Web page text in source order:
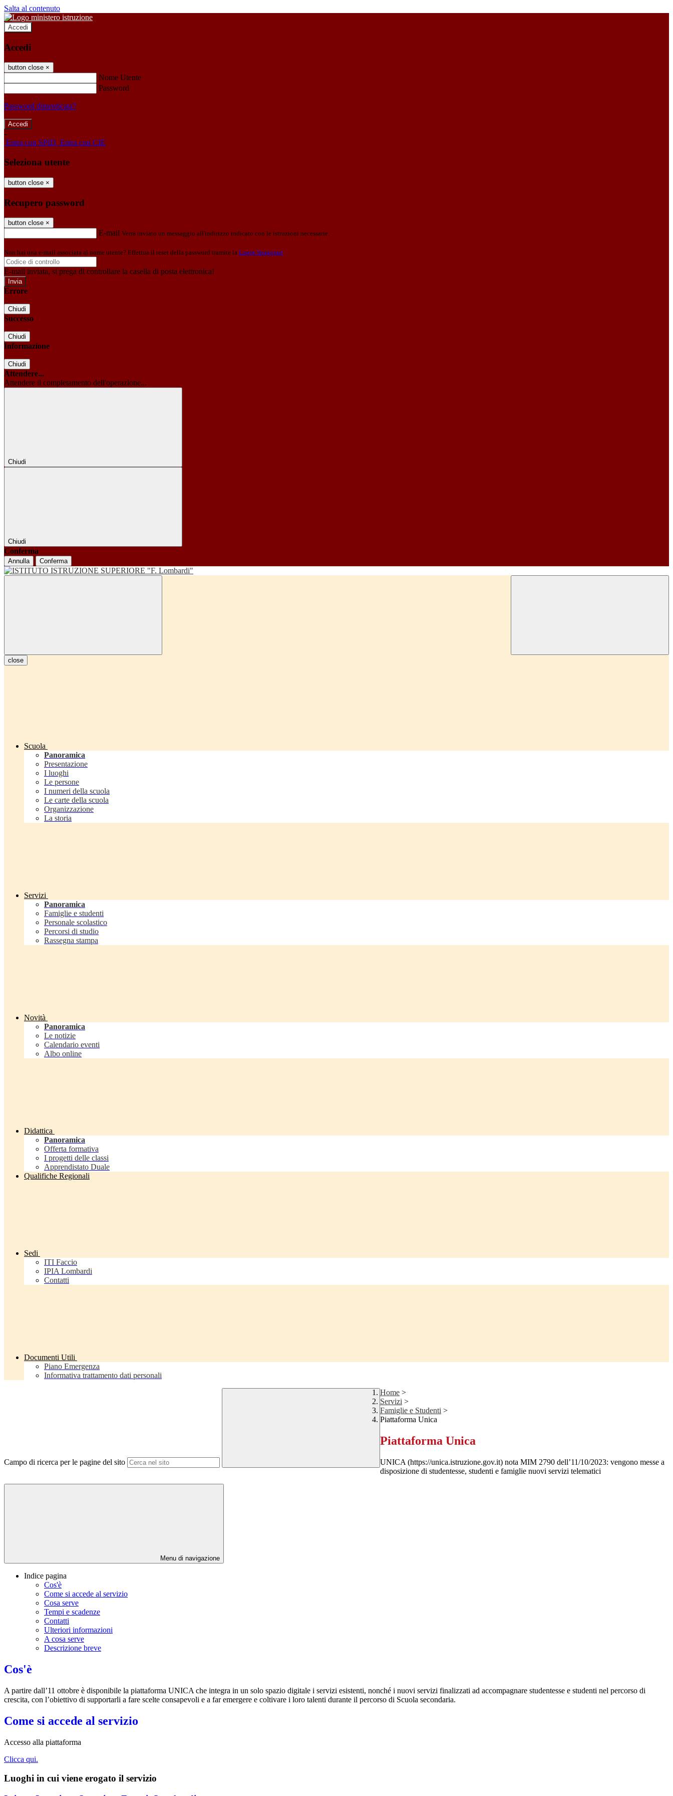
Salta al contenuto
Accedi
Accedi
button close ×
Nome Utente
Password
Password dimenticata?
-
Entra con SPID Entra con CIE
Seleziona utente
button close ×
Recupero password
button close ×
E-mail Verrà inviato un messaggio all'indirizzo indicato con le istruzioni necessarie.
Non hai una e-mail associata al nome utente? Effettua il reset della password tramite la Login Spaggiari
E-mail inviata, si prega di controllare la casella di posta elettronica!
Errore
Chiudi
Successo
Chiudi
Informazione
Chiudi
Attendere...
Attendere il completamento dell'operazione...
Chiudi
Chiudi
Conferma
Annulla Conferma
close
Scuola
Panoramica
Presentazione
I luoghi
Le persone
I numeri della scuola
Le carte della scuola
Organizzazione
La storia
Servizi
Panoramica
Famiglie e studenti
Personale scolastico
Percorsi di studio
Rassegna stampa
Novità
Panoramica
Le notizie
Calendario eventi
Albo online
Didattica
Panoramica
Offerta formativa
I progetti delle classi
Apprendistato Duale
Qualifiche Regionali
Sedi
ITI Faccio
IPIA Lombardi
Contatti
Documenti Utili
Piano Emergenza
Informativa trattamento dati personali
Campo di ricerca per le pagine del sito
Home >
Servizi >
Famiglie e Studenti >
Piattaforma Unica
Piattaforma Unica
UNICA (https://unica.istruzione.gov.it) nota MIM 2790 dell’11/10/2023: vengono messe a
disposizione di studentesse, studenti e famiglie nuovi servizi telematici
Menu di navigazione
Indice pagina
Cos'è
Come si accede al servizio
Cosa serve
Tempi e scadenze
Contatti
Ulteriori informazioni
A cosa serve
Descrizione breve
Cos'è
A partire dall’11 ottobre è disponibile la piattaforma UNICA che integra in un solo spazio digitale i servizi esistenti, nonché i nuovi servizi finalizzati ad accompagnare studentesse e studenti nel percorso di
crescita, con l’obiettivo di supportarli a fare scelte consapevoli e a far emergere e coltivare i loro talenti durante il percorso di Scuola secondaria.
Come si accede al servizio
Accesso alla piattaforma
Clicca qui.
Luoghi in cui viene erogato il servizio